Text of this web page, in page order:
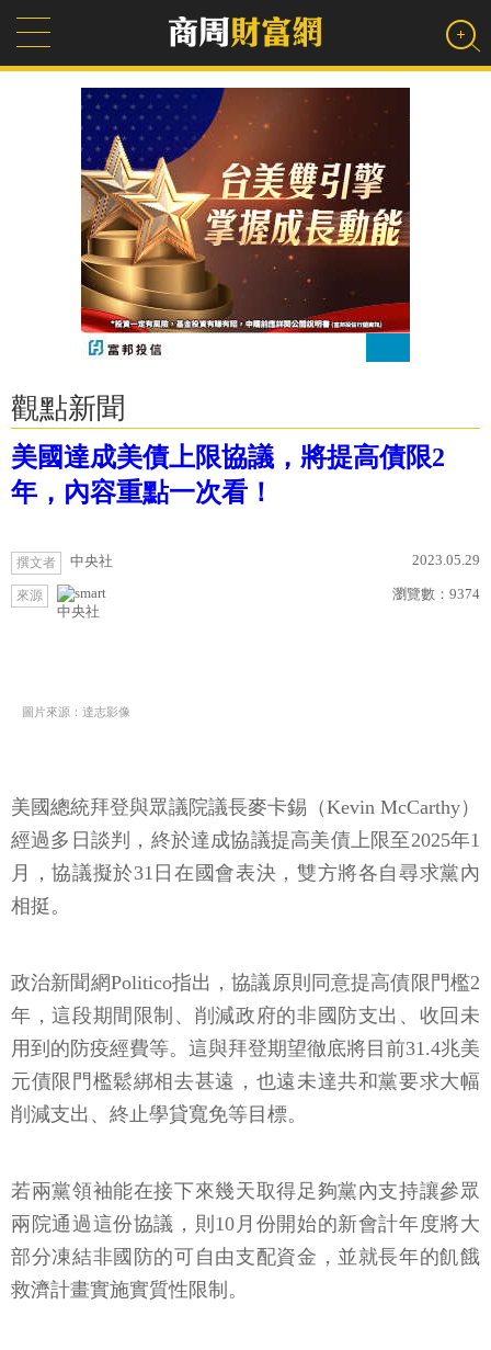
觀點新聞
美國達成美債上限協議，將提高債限2
年，內容重點一次看！
撰文者 中央社 2023.05.29
來源
中央社
瀏覽數： 9374
圖片來源：達志影像
美國總統拜登與眾議院議長麥卡錫（Kevin McCarthy）
經過多日談判，終於達成協議提高美債上限至2025年1
月，協議擬於31日在國會表決，雙方將各自尋求黨內
相挺。
政治新聞網Politico指出，協議原則同意提高債限門檻2
年，這段期間限制、削減政府的非國防支出、收回未
用到的防疫經費等。這與拜登期望徹底將目前31.4兆美
元債限門檻鬆綁相去甚遠，也遠未達共和黨要求大幅
削減支出、終止學貸寬免等目標。
若兩黨領袖能在接下來幾天取得足夠黨內支持讓參眾
兩院通過這份協議，則10月份開始的新會計年度將大
部分凍結非國防的可自由支配資金，並就長年的飢餓
救濟計畫實施實質性限制。